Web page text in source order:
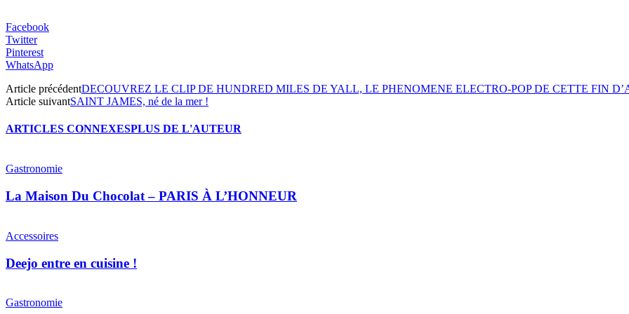
Facebook
Twitter
Pinterest
WhatsApp
Article précédentDECOUVREZ LE CLIP DE HUNDRED MILES DE YALL, LE PHENOMENE ELECTRO-POP DE CETTE FIN
Article suivantSAINT JAMES, né de la mer !
ARTICLES CONNEXESPLUS DE L'AUTEUR
Gastronomie
La Maison Du Chocolat – PARIS À L’HONNEUR
Accessoires
Deejo entre en cuisine !
Gastronomie